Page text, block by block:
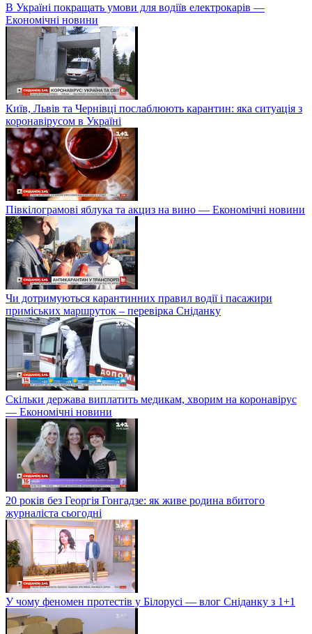
В Україні покращать умови для водіїв електрокарів —
Економічні новини
Київ, Львів та Чернівці послаблюють карантин: яка ситуація з
коронавірусом в Україні
Півкілограмові яблука та акциз на вино — Економічні новини
Чи дотримуються карантинних правил водії і пасажири
приміських маршруток – перевірка Сніданку
Скільки держава виплатить медикам, хворим на коронавірус
— Економічні новини
20 років без Георгія Гонгадзе: як живе родина вбитого
журналіста сьогодні
У чому феномен протестів у Білорусі — влог Сніданку з 1+1